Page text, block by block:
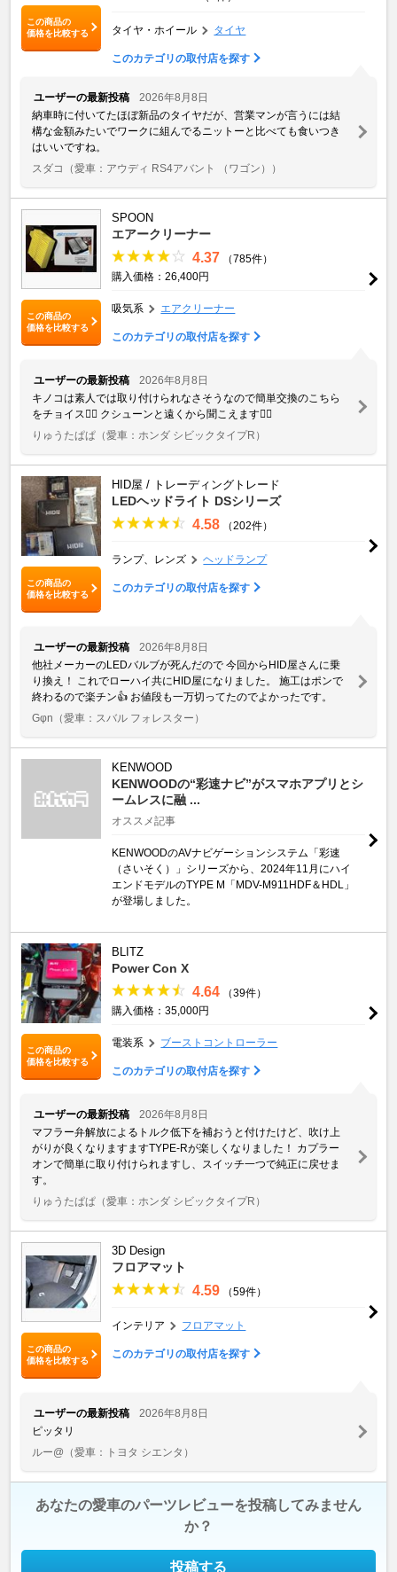
この商品の
価格を比較する
タイヤ・ホイール タイヤ
このカテゴリの取付店を探す
ユーザーの最新投稿
2026年8月8日
納車時に付いてたほぼ新品のタイヤだが、営業マンが言うには結
構な金額みたいでワークに組んでるニットーと比べても食いつき
はいいですね。
スダコ
（愛車：アウディ RS4アバント （ワゴン））
この商品の
価格を比較する
SPOON
エアークリーナー
4.37
（785件）
購入価格：26,400円
吸気系 エアクリーナー
このカテゴリの取付店を探す
ユーザーの最新投稿
2026年8月8日
キノコは素人では取り付けられなさそうなので簡単交換のこちら
をチョイス💁‍♀️ クシューンと遠くから聞こえます🙆‍♂️
りゅうたぱぱ （愛車：ホンダ シビックタイプR）
この商品の
価格を比較する
HID屋 / トレーディングトレード
LEDヘッドライト DSシリーズ
4.58 （202件）
ランプ、レンズ ヘッドランプ
このカテゴリの取付店を探す
ユーザーの最新投稿
2026年8月8日
他社メーカーのLEDバルブが死んだので 今回からHID屋さんに乗
り換え！ これでローハイ共にHID屋になりました。 施工はポンで
終わるので楽チン👍 お値段も一万切ってたのでよかったです。
Gφn （愛車：スバル フォレスター）
KENWOOD
KENWOODの“彩速ナビ”がスマホアプリとシ
ームレスに融 ...
オススメ記事
KENWOODのAVナビゲーションシステム「彩速
（さいそく）」シリーズから、2024年11月にハイ
エンドモデルのTYPE M「MDV-M911HDF＆HDL」
が登場しました。
この商品の
価格を比較する
BLITZ
Power Con X
4.64
（39件）
購入価格：35,000円
電装系 ブーストコントローラー
このカテゴリの取付店を探す
ユーザーの最新投稿
2026年8月8日
マフラー弁解放によるトルク低下を補おうと付けたけど、吹け上
がりが良くなりますますTYPE-Rが楽しくなりました！ カプラー
オンで簡単に取り付けられますし、スイッチ一つで純正に戻せま
す。
りゅうたぱぱ （愛車：ホンダ シビックタイプR）
この商品の
価格を比較する
3D Design
フロアマット
4.59 （59件）
インテリア フロアマット
このカテゴリの取付店を探す
ユーザーの最新投稿
2026年8月8日
ピッタリ
ルー@ （愛車：トヨタ シエンタ）
あなたの愛車のパーツレビューを投稿してみません
か？
投稿する